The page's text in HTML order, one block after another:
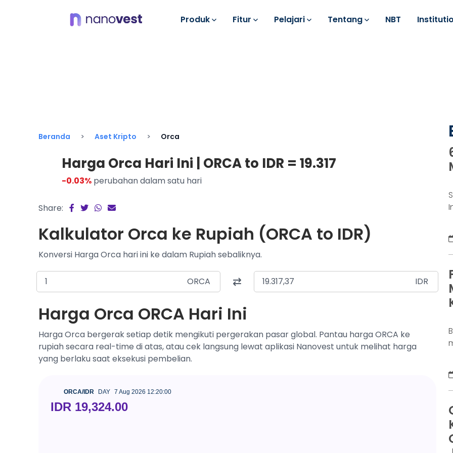
Produk Fitur Pelajari Tentang NBT
Beranda Aset Kripto Orca
Harga Orca Hari Ini | ORCA to IDR = 19.317
-0.03% perubahan dalam satu hari
Share:
Kalkulator Orca ke Rupiah (ORCA to IDR)
Konversi Harga Orca hari ini ke dalam Rupiah sebaliknya.
ORCA IDR
Harga Orca ORCA Hari Ini
Harga Orca bergerak setiap detik mengikuti pergerakan pasar global. Pantau harga ORCA ke
rupiah secara real-time di atas, atau cek langsung lewat aplikasi Nanovest untuk melihat harga
yang berlaku saat eksekusi pembelian.
ORCA/IDR DAY 7 Aug 2026 12:20:00
IDR 19,324.00